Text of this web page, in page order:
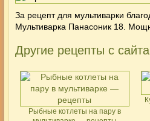
За рецепт для мультиварки
Мультиварка Панасоник 18.
Другие рецепты с
Рыбные котлеты на пару в